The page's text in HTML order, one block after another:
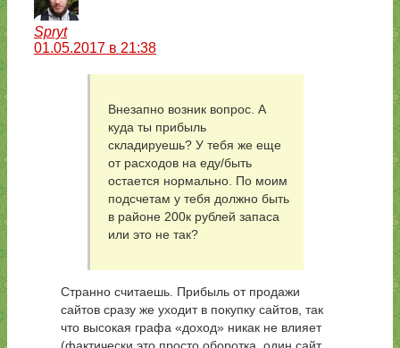
Spryt
01.05.2017 в 21:38
Внезапно возник вопрос. А
куда ты прибыль
складируешь? У тебя же еще
от расходов на еду/быть
остается нормально. По моим
подсчетам у тебя должно быть
в районе 200к рублей запаса
или это не так?
Странно считаешь. Прибыль от продажи
сайтов сразу же уходит в покупку сайтов, так
что высокая графа «доход» никак не влияет